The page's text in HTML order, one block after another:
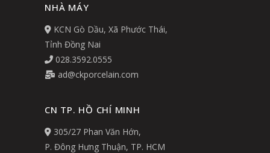
NHÀ MÁY
KCN Gò Dầu, Xã Phước Thái,
Tỉnh Đồng Nai
028.3592.0555
ad@ckporcelain.com
CN TP. HỒ CHÍ MINH
305/27 Phan Văn Hớn,
P. Đông Hưng Thuận, TP. HCM